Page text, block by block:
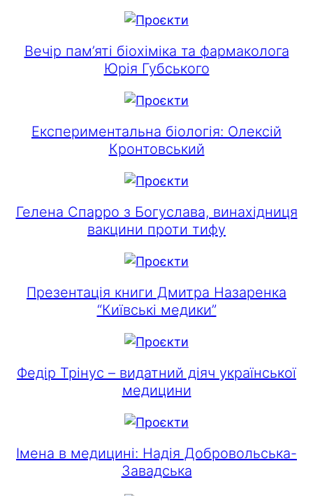
Вечір пам’яті біохіміка та фармаколога
Юрія Губського
Експериментальна біологія: Олексій
Кронтовський
Гелена Спарро з Богуслава, винахідниця
вакцини проти тифу
Презентація книги Дмитра Назаренка
“Київські медики”
Федір Трінус – видатний діяч української
медицини
Імена в медицині: Надія Добровольська-
Завадська